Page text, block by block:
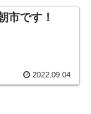
市です！
2022.09.04